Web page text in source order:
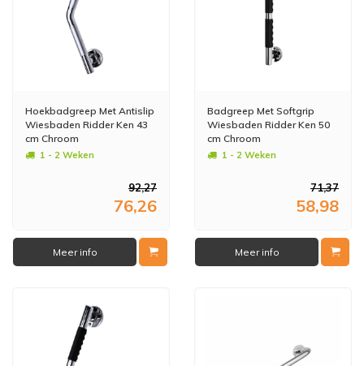
Hoekbadgreep Met Antislip
Wiesbaden Ridder Ken 43
cm Chroom
1 - 2 Weken
92,27
76,26
Meer info
Badgreep Met Softgrip
Wiesbaden Ridder Ken 50
cm Chroom
1 - 2 Weken
71,37
58,98
Meer info